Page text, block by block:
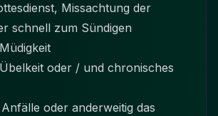
Missachtung der
schnell zum Sündigen
oder / und chronisches
oder anderweitig das